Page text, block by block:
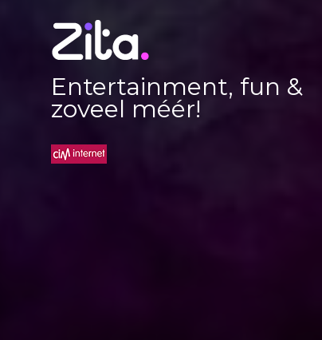
Entertainment, fun &
zoveel méér!